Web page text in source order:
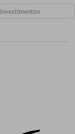
investimentos